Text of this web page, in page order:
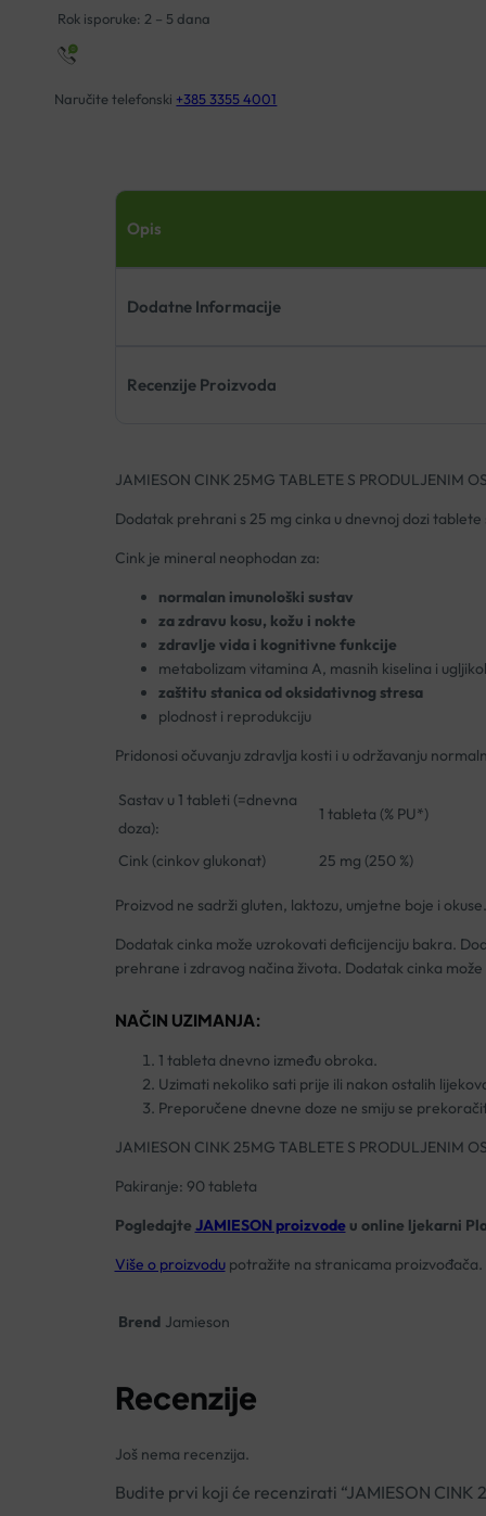
količina
Rok isporuke: 2 – 5 dana
Naručite telefonski +385 3355 4001
Opis
Dodatne Informacije
Recenzije Proizvoda
JAMIESON CINK 25MG TABLETE S PRODULJENIM
Dodatak prehrani s 25 mg cinka u dnevnoj dozi
Cink je mineral neophodan za:
normalan imunološki sustav
za zdravu kosu, kožu i nokte
zdravlje vida i kognitivne funkcije
metabolizam vitamina A, masnih kiselina i
zaštitu stanica od oksidativnog stresa
plodnost i reprodukciju
Pridonosi očuvanju zdravlja kosti i u održavanju
Sastav u 1 tableti (=dnevna
doza):
1 tableta (% PU*)
Cink (cinkov glukonat) 25 mg (250 %)
Proizvod ne sadrži gluten, laktozu, umjetne boje i okuse.
Dodatak cinka može uzrokovati deficijenciju bakra.
prehrane i zdravog načina života. Dodatak cinka
NAČIN UZIMANJA:
1 tableta dnevno između obroka.
Uzimati nekoliko sati prije ili nakon ostalih
Preporučene dnevne doze ne smiju se
JAMIESON CINK 25MG TABLETE S PRODULJENIM
Pakiranje: 90 tableta
Pogledajte JAMIESON proizvodeu online ljekarni
Više o proizvodupotražite na stranicama proizvođača.
Brend Jamieson
Recenzije
Još nema recenzija.
Budite prvi koji će recenzirati “JAMIESON CINK